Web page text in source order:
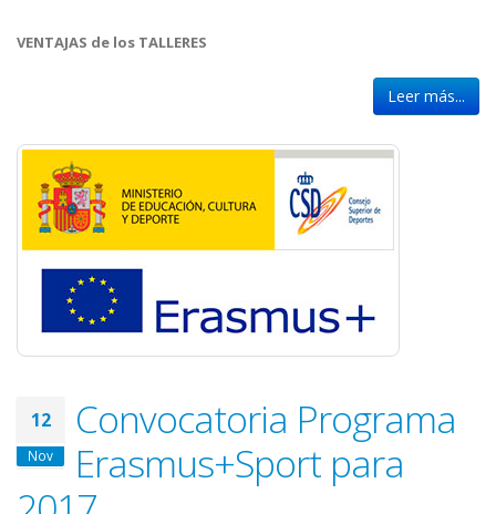
VENTAJAS de los TALLERES
Leer más...
12
Nov
Convocatoria Programa
Erasmus+Sport para